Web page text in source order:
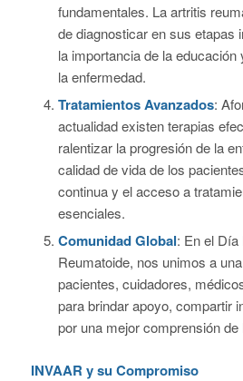
fundamentales. La artritis
de diagnosticar en sus etapas
la importancia de la
la enfermedad.
Tratamientos Avanzados:
actualidad existen terapias
ralentizar la progresión de la
calidad de vida de los
continua y el acceso a
esenciales.
Comunidad Global: En el Día
Reumatoide, nos unimos a
pacientes, cuidadores,
para brindar apoyo, compartir
por una mejor comprensión de
INVAAR y su Compromiso